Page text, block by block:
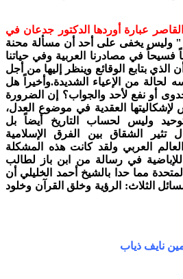
عبارة أوردها الدكتور جدعان في
" وليس يخفى على أحد أن مسألة محنة
فسيحاً في مصادرنا العربية وفي حياتنا
أن الذي بتابع الوقائع وينظر إليها من أجل
لحالة من الإعياء الشديدة.وأخيراً هل
أو نفع لأحد والجواب؟ إن الضرورة
العقدية في موضوع العدل،
وليس لحساب التاريخ أيضاً بل
تثير الشقاق بين الفرق الإسلامية
العربي ولقد كانت هذه المشكلة
في رسالة من ابن باز لطالب
مما حدا بالشيخ أحمد الخليلي أن
الثلاث: الرؤية وخلق القرآن وخلود
نايف ذياب